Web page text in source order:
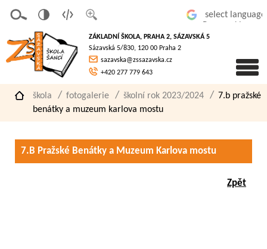
písmo
á
verze
pro
slaboz
raké
ZÁKLADNÍ ŠKOLA, PRAHA 2, SÁZAVSKÁ 5
Sázavská 5/830, 120 00 Praha 2
sazavska@zssazavska.cz
+420 277 779 643
škola fotogalerie školní rok 2023/2024
7.b pražské
benátky a muzeum karlova mostu
7.B Pražské Benátky a Muzeum Karlova mostu
Zpět